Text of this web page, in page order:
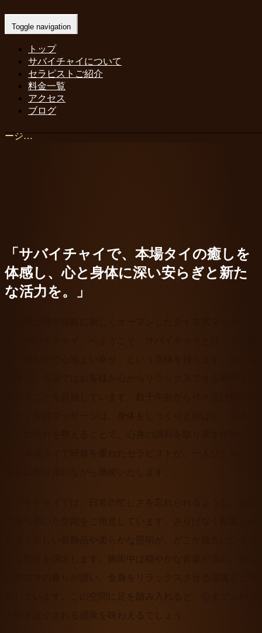
Toggle navigation
トップ
サバイチャイについて
セラピストご紹介
料金一覧
アクセス
ブログ
茨城 土浦桜町 タイマッサージ | サバイ
sabaijai
2022年7月30日
アロマオイルマッサージ
ラックス効果
ージ…
「サバイチャイで、本場タイの癒しを
体感し、心と身体に深い安らぎと新た
な活力を。」
意しています。この空間に足を踏み入れると、心までふわり
と解きほぐされる感覚を味わえるでしょう。